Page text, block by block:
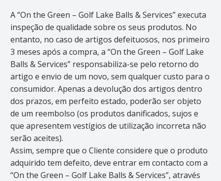
A “On the Green – Golf Lake Balls & Services” executa
inspeção de qualidade sobre os seus produtos. No
entanto, no caso de artigos defeituosos, nos primeiro
3 meses após a compra, a “On the Green – Golf Lake
Balls & Services” responsabiliza-se pelo retorno do
artigo e envio de um novo, sem qualquer custo para o
consumidor. Apenas a devolução dos artigos dentro
dos prazos, em perfeito estado, poderão ser objeto
de um reembolso (os produtos danificados, sujos e
que apresentem vestígios de utilização incorreta não
serão aceites).
Assim, sempre que o Cliente considere que o produto
adquirido tem defeito, deve entrar em contacto com a
“On the Green – Golf Lake Balls & Services”, através